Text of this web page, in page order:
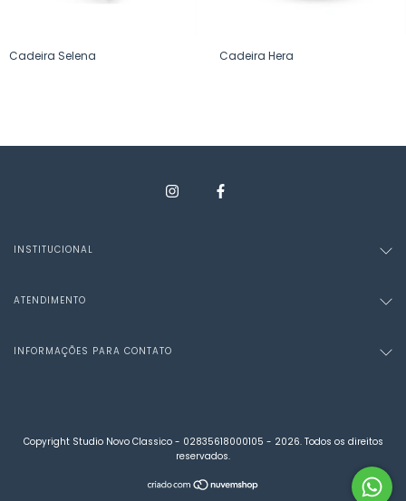
Cadeira Selena Cadeira Hera
INSTITUCIONAL
ATENDIMENTO
INFORMAÇÕES PARA CONTATO
Copyright Studio Novo Classico - 02835618000105 - 2026. Todos os direitos
reservados.